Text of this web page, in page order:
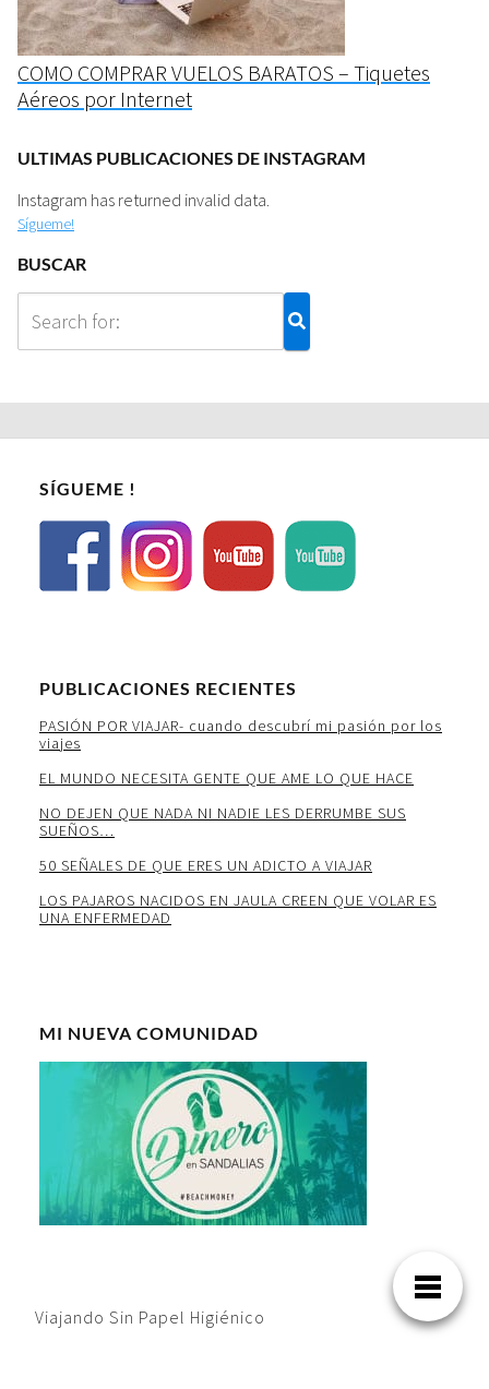
COMO COMPRAR VUELOS BARATOS – Tiquetes
Aéreos por Internet
ULTIMAS PUBLICACIONES DE INSTAGRAM
Instagram has returned invalid data.
Sígueme!
BUSCAR
SÍGUEME !
PUBLICACIONES RECIENTES
PASIÓN POR VIAJAR- cuando descubrí mi pasión por los
viajes
EL MUNDO NECESITA GENTE QUE AME LO QUE HACE
NO DEJEN QUE NADA NI NADIE LES DERRUMBE SUS
SUEÑOS…
50 SEÑALES DE QUE ERES UN ADICTO A VIAJAR
LOS PAJAROS NACIDOS EN JAULA CREEN QUE VOLAR ES
UNA ENFERMEDAD
MI NUEVA COMUNIDAD
Viajando Sin Papel Higiénico